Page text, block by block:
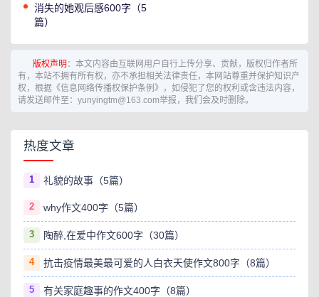
消失的她观后感600字（5
篇）
版权声明 ：本文内容由互联网用户自行上传分享、贡献，版权归作者所
有，本站不拥有所有权，亦不承担相关法律责任，本网站尊重并保护知识产
权，根据《信息网络传播权保护条例》，如侵犯了您的权利或含违法内容，
请发送邮件至：yunyingtm@163.com举报，我们会及时删除。
热度文章
1 礼貌的故事（5篇）
2 why作文400字（5篇）
3 陶醉,在爱中作文600字（30篇）
4 抗击疫情最美最可爱的人白衣天使作文800字（8篇）
5 有关家庭趣事的作文400字（8篇）